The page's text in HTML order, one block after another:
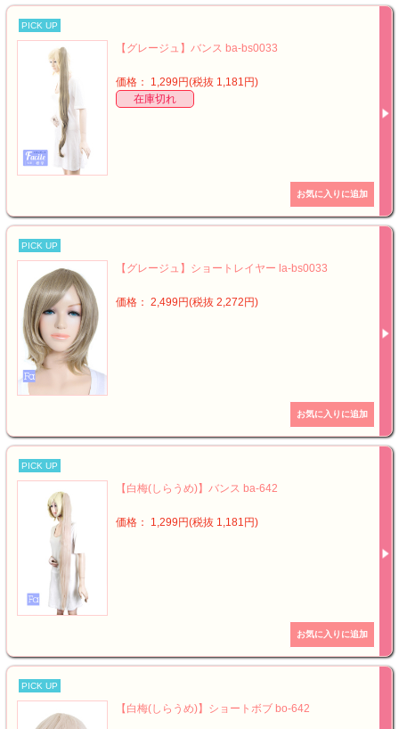
PICK UP
【グレージュ】バンス ba-bs0033
価格： 1,299円(税抜 1,181円)
在庫切れ
PICK UP
【グレージュ】ショートレイヤー la-bs0033
価格： 2,499円(税抜 2,272円)
PICK UP
【白梅(しらうめ)】バンス ba-642
価格： 1,299円(税抜 1,181円)
PICK UP
【白梅(しらうめ)】ショートボブ bo-642